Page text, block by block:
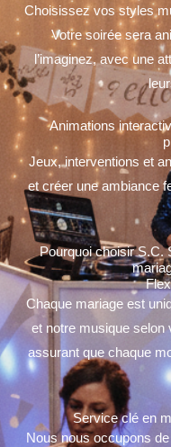
Choisissez vos styles
Votre soirée sera
l’imaginez, avec une
Animations
Jeux, interventions et
et créer une ambiance
Pourquoi choisir S.C.
Chaque mariage est
et notre musique selon
assurant que chaque
Service clé en
Nous nous occupons